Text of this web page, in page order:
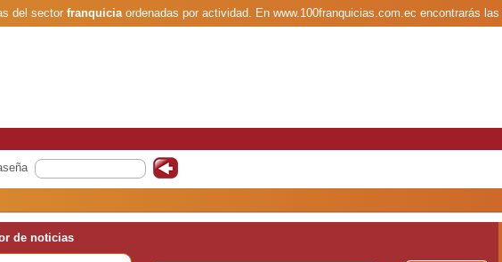
del sector franquiciaordenadas por actividad. En www.100franquicias.com.ec encontrarás las
de noticias